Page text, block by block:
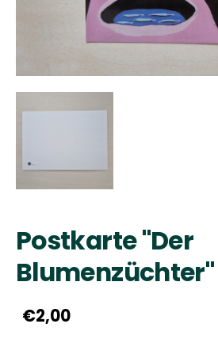
Postkarte "Der
Blumenzüchter"
€2,00